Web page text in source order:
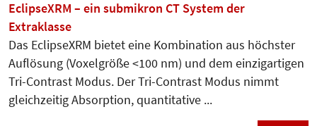
EclipseXRM – ein submikron CT System der
Extraklasse
Das EclipseXRM bietet eine Kombination aus höchster
Auflösung (Voxelgröße <100 nm) und dem einzigartigen
Tri-Contrast Modus. Der Tri-Contrast Modus nimmt
gleichzeitig Absorption, quantitative ...